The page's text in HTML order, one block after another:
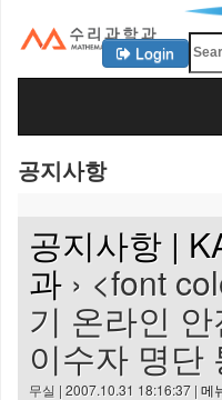
KAIST 수
Login
공지사항
공지사항 |
과 › <font
기 온라인
이수자 명단
무실 | 2007.10.31 18:16:37 | 메